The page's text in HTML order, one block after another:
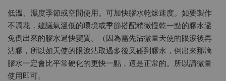
低溫、濕度季節或空間使用。可加快膠水乾燥速度。如要製作
不凋花，建議氣溫低的環境或季節搭配稍微慢乾一點的膠水避
免倒出來的膠水過快變質。（因為需先沾微量天使的眼淚後再
沾膠，所以如天使的眼淚沾取過多後又碰到膠水，倒出來那滴
膠水一定會比平常硬化的更快一點，這是正常的。所以請微量
使用即可。